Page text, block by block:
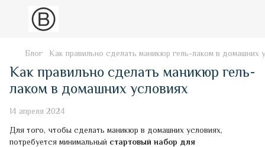
Блог Как правильно сделать маникюр гель-лаком в домашних
Как правильно сделать маникюр гель-
лаком в домашних условиях
14 апреля 2024
Для того, чтобы сделать маникюр в домашних условиях,
потребуется минимальный стартовый набор для